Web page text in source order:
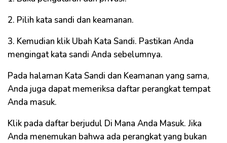
2. Pilih kata sandi dan keamanan.
3. Kemudian klik Ubah Kata Sandi. Pastikan Anda
mengingat kata sandi Anda sebelumnya.
Pada halaman Kata Sandi dan Keamanan yang sama,
Anda juga dapat memeriksa daftar perangkat tempat
Anda masuk.
Klik pada daftar berjudul Di Mana Anda Masuk. Jika
Anda menemukan bahwa ada perangkat yang bukan